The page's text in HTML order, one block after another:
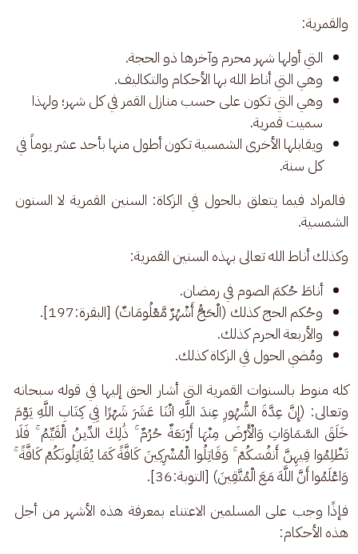
والقمرية:
التي أولها شهر محرم وآخرها ذو الحجة.
وهي التي أناط الله بها الأحكام والتكاليف.
وهي التي تكون على حسب منازل القمر في كل شهر؛ ولهذا
سميت قمرية.
ويقابلها الأخرى الشمسية تكون أطول منها بأحد عشر يوماً في
كل سنة.
فالمراد فيما يتعلق بالحول في الزكاة: السنين القمرية لا السنون
الشمسية.
وكذلك أناط الله تعالى بهذه السنين القمرية:
أناطَ حُكمَ الصوم في رمضان.
وحُكم الحج كذلك (الْحَجُّ أَشْهُرٌ مَّعْلُومَاتٌ) [البقرة:197].
والأربعة الحرم كذلك.
ومُضي الحول في الزكاة كذلك.
كله منوط بالسنوات القمرية التي أشار الحق إليها في قوله سبحانه
وتعالى: (إِنَّ عِدَّةَ الشُّهُورِ عِندَ اللَّهِ اثْنَا عَشَرَ شَهْرًا فِي كِتَابِ اللَّهِ يَوْمَ
خَلَقَ السَّمَاوَاتِ وَالْأَرْضَ مِنْهَا أَرْبَعَةٌ حُرُمٌ ۚ ذَٰلِكَ الدِّينُ الْقَيِّمُ ۚ فَلَا
تَظْلِمُوا فِيهِنَّ أَنفُسَكُمْ ۚ وَقَاتِلُوا الْمُشْرِكِينَ كَافَّةً كَمَا يُقَاتِلُونَكُمْ كَافَّةً ۚ
وَاعْلَمُوا أَنَّ اللَّهَ مَعَ الْمُتَّقِينَ) [التوبة:36].
فإذًا وجب على المسلمين الاعتناء بمعرفة هذه الأشهر من أجل
هذه الأحكام: